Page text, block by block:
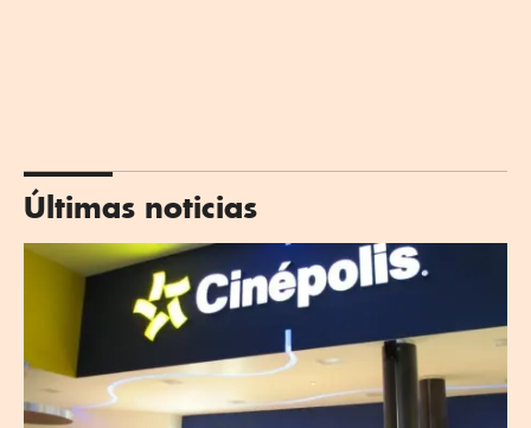
Últimas noticias